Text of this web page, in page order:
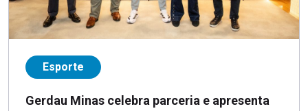
Esporte
Gerdau Minas celebra parceria e apresenta